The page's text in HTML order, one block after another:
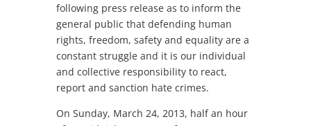
following press release as to inform the
general public that defending human
rights, freedom, safety and equality are a
constant struggle and it is our individual
and collective responsibility to react,
report and sanction hate crimes.
On Sunday, March 24, 2013, half an hour